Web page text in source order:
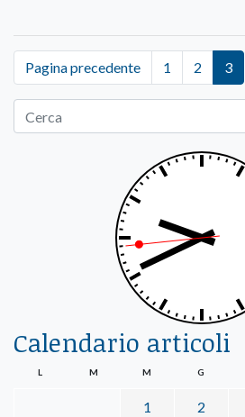
Pagina precedente 1 2 3
Calendario articoli
L M M G
1 2